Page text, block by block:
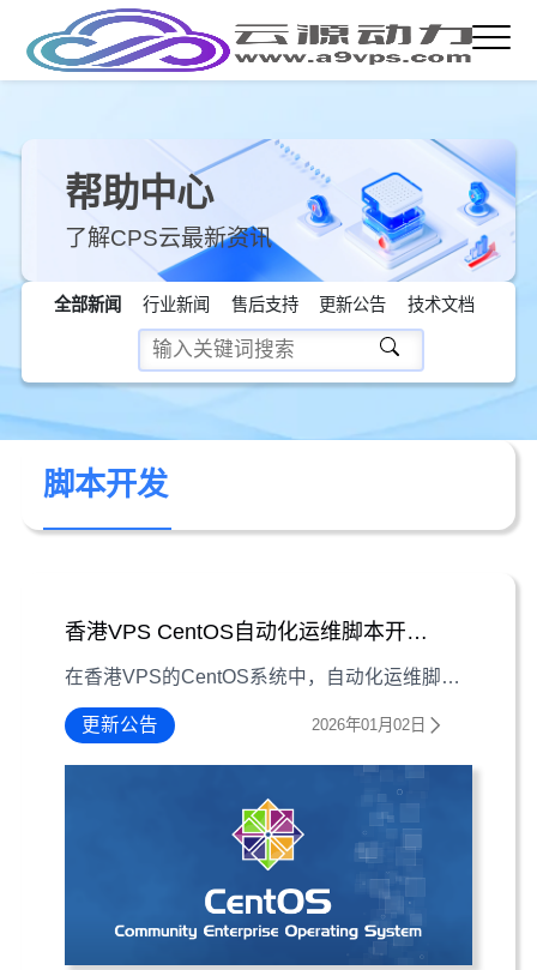
帮助中心
了解CPS云最新资讯
全部新闻 行业新闻 售后支持 更新公告 技术文档
脚本开发
香港VPS CentOS自动化运维脚本开发指南
在香港VPS的CentOS系统中，自动化运维脚本是提升效率、减少人为失误的关键工具。本文从基础语法、应用场景到注意事项，提供一份详细开发指南。
更新公告 2026年01月02日